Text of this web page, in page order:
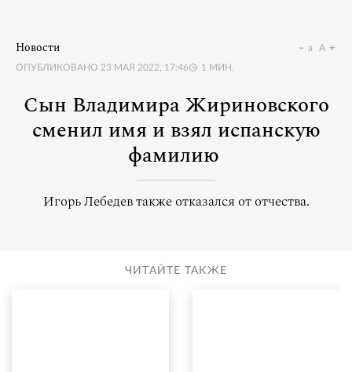
Новости
ОПУБЛИКОВАНО 23 МАЯ 2022, 17:46 1 МИН.
a A
Сын Владимира Жириновского
сменил имя и взял испанскую
фамилию
Игорь Лебедев также отказался от отчества.
ЧИТАЙТЕ ТАКЖЕ